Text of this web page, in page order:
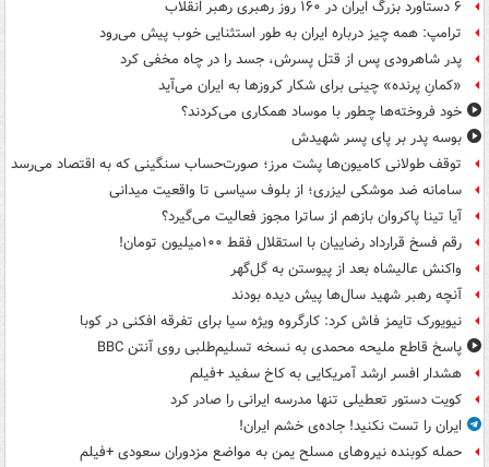
۶ دستاورد بزرگ ایران در ۱۶۰ روز رهبری رهبر انقلاب
ترامپ: همه چیز درباره ایران به طور استثنایی خوب پیش می‌رود
پدر شاهرودی پس از قتل پسرش، جسد را در چاه مخفی کرد
«کمانِ پرنده» چینی برای شکار کروزها به ایران می‌آید
خود فروخته‌ها چطور با موساد همکاری می‌کردند؟
بوسه‌ پدر بر پای پسر شهیدش
توقف طولانی کامیون‌ها پشت مرز؛ صورت‌حساب سنگینی که به اقتصاد می‌رسد
سامانه ضد موشکی لیزری؛ از بلوف سیاسی تا واقعیت میدانی
آیا تینا پاکروان بازهم از ساترا مجوز فعالیت می‌گیرد؟
رقم فسخ قرارداد رضاییان با استقلال فقط ۱۰۰میلیون تومان!
واکنش عالیشاه بعد از پیوستن به گل‌گهر
آنچه رهبر شهید سال‌ها پیش دیده بودند
نیویورک تایمز فاش کرد: کارگروه ویژه سیا برای تفرقه افکنی در کوبا
پاسخ قاطع ملیحه محمدی به نسخه تسلیم‌طلبی روی آنتن BBC
هشدار افسر ارشد آمریکایی به کاخ سفید +فیلم
کویت دستور تعطیلی تنها مدرسه ایرانی را صادر کرد
ایران را تست نکنید! جاده‌ی خشم ایران!
حمله کوبنده نیروهای مسلح یمن به مواضع مزدوران سعودی +فیلم